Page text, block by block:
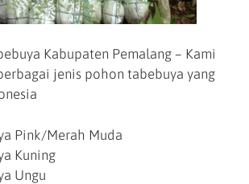
Kabupaten Pemalang – Kami
jenis pohon tabebuya yang
Pink/Merah Muda
Kuning
Ungu